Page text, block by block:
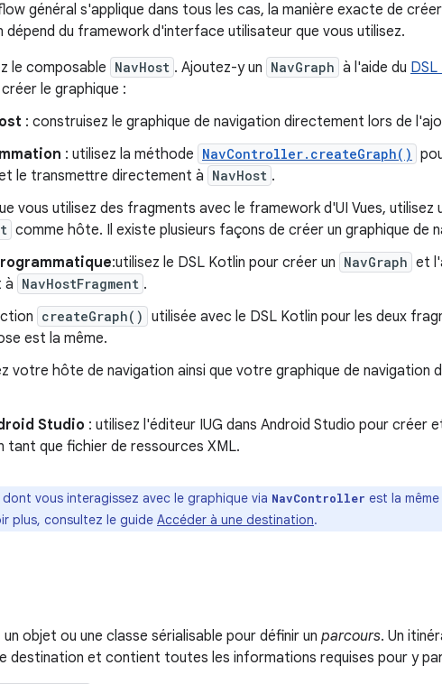
général s'applique dans tous les cas, la manière exacte de
dépend du framework d'interface utilisateur que vous utilisez.
le composable NavHost . Ajoutez-y un NavGraph à l'aide du DSL
le graphique :
: construisez le graphique de navigation directement lors de
: utilisez la méthode NavController.createGraph()
le transmettre directement à NavHost .
vous utilisez des fragments avec le framework d'UI Vues, utilisez
comme hôte. Il existe plusieurs façons de créer un graphique de
:utilisez le DSL Kotlin pour créer un NavGraph et
à NavHostFragment .
createGraph() utilisée avec le DSL Kotlin pour les deux
est la même.
votre hôte de navigation ainsi que votre graphique de navigation
Studio : utilisez l'éditeur IUG dans Android Studio pour créer
tant que fichier de ressources XML.
vous interagissez avec le graphique via NavController est la
plus, consultez le guide Accéder à une destination.
objet ou une classe sérialisable pour définir un parcours. Un
destination et contient toutes les informations requises pour y